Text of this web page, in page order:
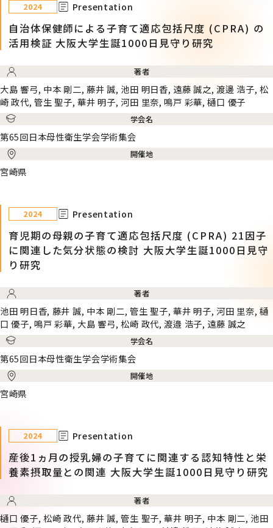
2024 Presentation
自治体保健師による子育て適応包括尺度 (CPRA) の
活用検証 大阪大学生誕1000日見守り研究
著者
大島 響弓, 中本 剛二, 藤井 誠, 池田 明日香, 遠藤 誠之, 渡邊 浩子, 松
崎 政代, 管生 聖子, 華井 明子, 河田 里奈, 鳴戸 彩華, 樋口 優子
学会名
第65回日本母性衛生学会学術集会
開催地
宮崎県
2024 Presentation
育児期の母親の子育て適応包括尺度 (CPRA) 21因子
に関連した気分状態の検討 大阪大学生誕1000日見守
り研究
著者
池田 明日香, 藤井 誠, 中本 剛二, 管生 聖子, 華井 明子, 河田 里奈, 樋
口 優子, 鳴戸 彩華, 大島 響弓, 松崎 政代, 渡邉 浩子, 遠藤 誠之
学会名
第65回日本母性衛生学会学術集会
開催地
宮崎県
2024 Presentation
産後1ヵ月の授乳婦の子育てに関連する認知特性と栄
養素摂取量との関連 大阪大学生誕1000日見守り研究
著者
樋口 優子, 松崎 政代, 藤井 誠, 管生 聖子, 華井 明子, 中本 剛二, 池田